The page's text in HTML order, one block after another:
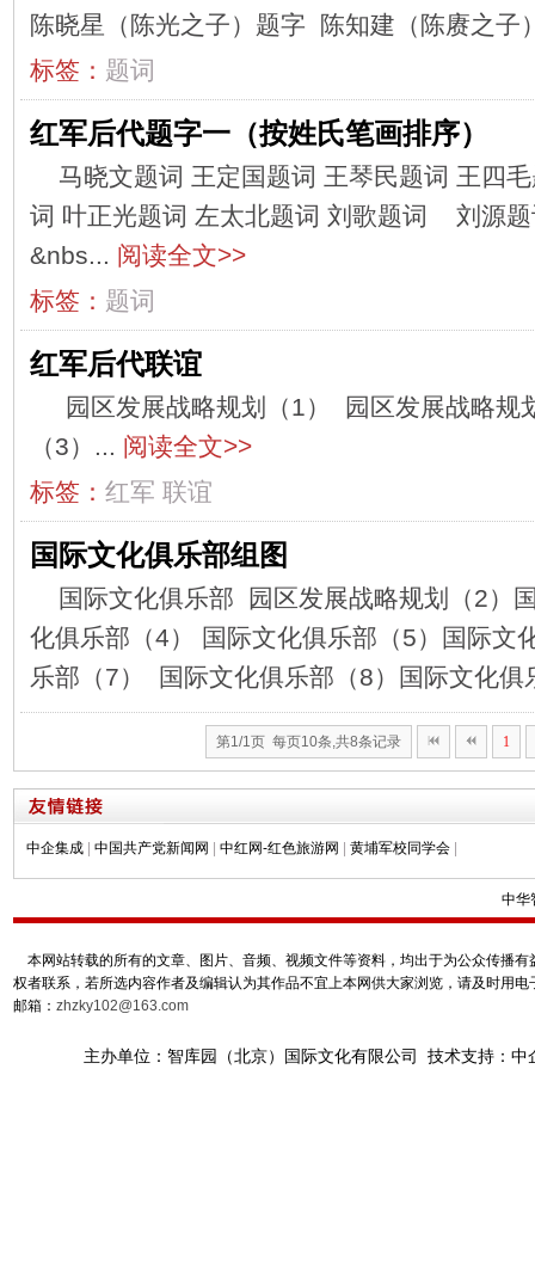
陈晓星（陈光之子）题字 陈知建（陈赓之子
标签： 题词
红军后代题字一（按姓氏笔画排序）
马晓文题词 王定国题词 王琴民题词 王四
词 叶正光题词 左太北题词 刘歌题词 刘源题
&nbs... 阅读全文>>
标签： 题词
红军后代联谊
园区发展战略规划（1） 园区发展战略规
（3）... 阅读全文>>
标签： 红军 联谊
国际文化俱乐部组图
国际文化俱乐部 园区发展战略规划（2）
化俱乐部（4） 国际文化俱乐部（5）国际文
乐部（7） 国际文化俱乐部（8）国际文化
第1/1页 每页10条,共8条记录 1
中企集成 中国共产党新闻网 中红网-红色旅游网 黄埔军校同学会
中华
本网站转载的所有的文章、图片、音频、视频文件等资料，均出于为公众传播
权者联系，若所选内容作者及编辑认为其作品不宜上本网供大家浏览，请及时用
邮箱： zhzky102@163.com
主办单位：智库园（北京）国际文化有限公司 技术支持：